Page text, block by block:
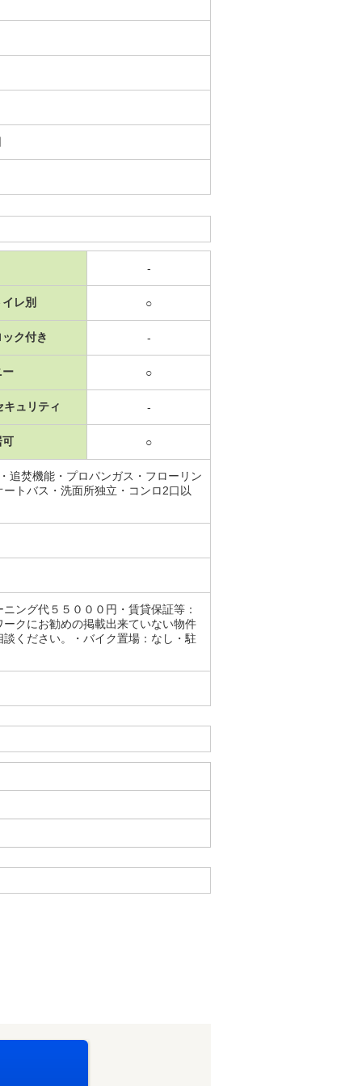
-
レ別 ○
ク付き -
ー ○
キュリティ -
可 ○
追焚機能・プロパンガス・フローリン
トバス・洗面所独立・コンロ2口以
グ代５５０００円・賃貸保証等：
クにお勧めの掲載出来ていない物件
ください。・バイク置場：なし・駐